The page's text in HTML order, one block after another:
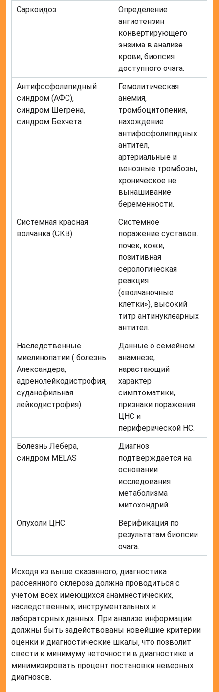
Саркоидоз
Определение
ангиотензин
конвертирующего
энзима в анализе
крови, биопсия
доступного очага.
Антифосфолипидный
синдром (АФС),
синдром Шегрена,
синдром Бехчета
Гемолитическая
анемия,
тромбоцитопения,
нахождение
антифосфолипидных
антител,
артериальные и
венозные тромбозы,
хроническое не
вынашивание
беременности.
Системная красная
волчанка (СКВ)
Системное
поражение суставов,
почек, кожи,
позитивная
серологическая
реакция
(«волчаночные
клетки»), высокий
титр антинуклеарных
антител.
Наследственные
миелинопатии (болезнь
Александера,
адренолейкодистрофия,
суданофильная
лейкодистрофия)
Данные о семейном
анамнезе,
нарастающий
характер
симптоматики,
признаки поражения
ЦНС и
периферической НС.
Болезнь Лебера,
синдром MELAS
Диагноз
подтверждается на
основании
исследования
метаболизма
митохондрий.
Опухоли ЦНС
Верификация по
результатам биопсии
очага.
Исходя из выше сказанного, диагностика
рассеянного склероза должна проводиться с
учетом всех имеющихся анамнестических,
наследственных, инструментальных и
лабораторных данных. При анализе информации
должны быть задействованы новейшие критерии
оценки и диагностические шкалы, что позволит
свести к минимуму неточности в диагностике и
минимизировать процент постановки неверных
диагнозов.